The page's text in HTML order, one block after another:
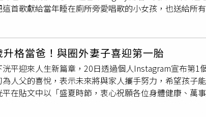
，膚況好到讓自己非常滿意。她也不忘連結今日公益
能接到陳柏霖的工作，我『30日捐』都沒問題！很可
（21日）舉辦「一日捐」小眾聯合影展記者會，二度
原住民兒少議題。聯合勸募「一日捐」公益行動邁入
首歌獻給當年睡在廁所旁愛唱歌的小女孩，也送給所
〈如初〉由金曲團隊廖偉傑、吳易緯及黃雨勳量身打
北追夢的時光，曾借住在朋友家位於廁所與廚房之間
的終點就是唱進每個人心裡，只要還能唱，每天都在
劇《24K金曲同學會！同鞋～》練唱演。面對首次挑戰
可愛的一面。梁文音《約哪幾點？》讚聲演唱會台中
唱，舉辦《約哪幾點？》讚聲演唱會。（圖／環球音樂
格當爸！與圈外妻子喜迎第一胎
平迎來人生新篇章，20日透過個人Instagram宣布第1
人父的喜悅，表示未來將與家人攜手努力，希望孩子
在貼文中以「盛夏時節，衷心祝願各位身體健康、萬
生。」他表示，對於新生命的到來感到無比珍惜，未